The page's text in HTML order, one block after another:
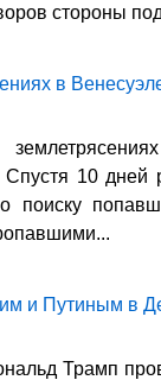
стороны
в
10 дней
поиску
и Путиным в
Трамп